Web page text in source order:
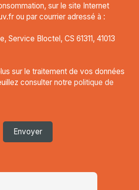
sur le site Internet
ou par courrier adressé à :
Service Bloctel, CS 61311, 41013
sur le traitement de vos données
consulter notre politique de
Envoyer